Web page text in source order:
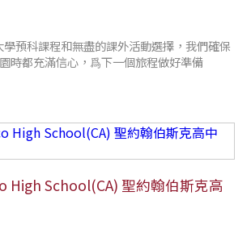
預科課程和無盡的課外活動選擇，我們確保
時都充滿信心，爲下一個旅程做好準備
High School(CA) 聖約翰伯斯克高